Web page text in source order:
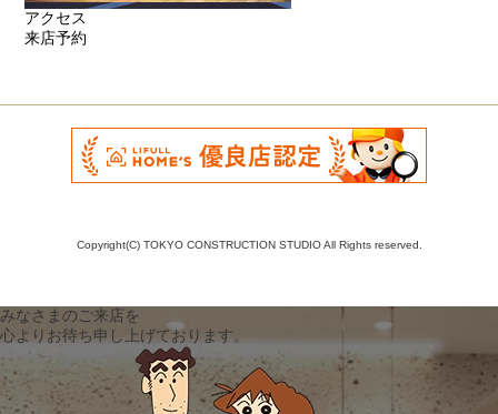
アクセス
来店予約
Copyright(C) TOKYO CONSTRUCTION STUDIO All Rights reserved.
みなさまのご来店を
心よりお待ち申し上げております。